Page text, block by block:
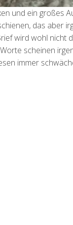
und ein großes
das aber
wird wohl nicht
scheinen
immer